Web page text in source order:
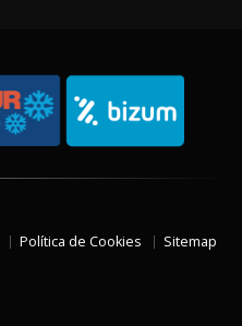
Política de Cookies Sitemap